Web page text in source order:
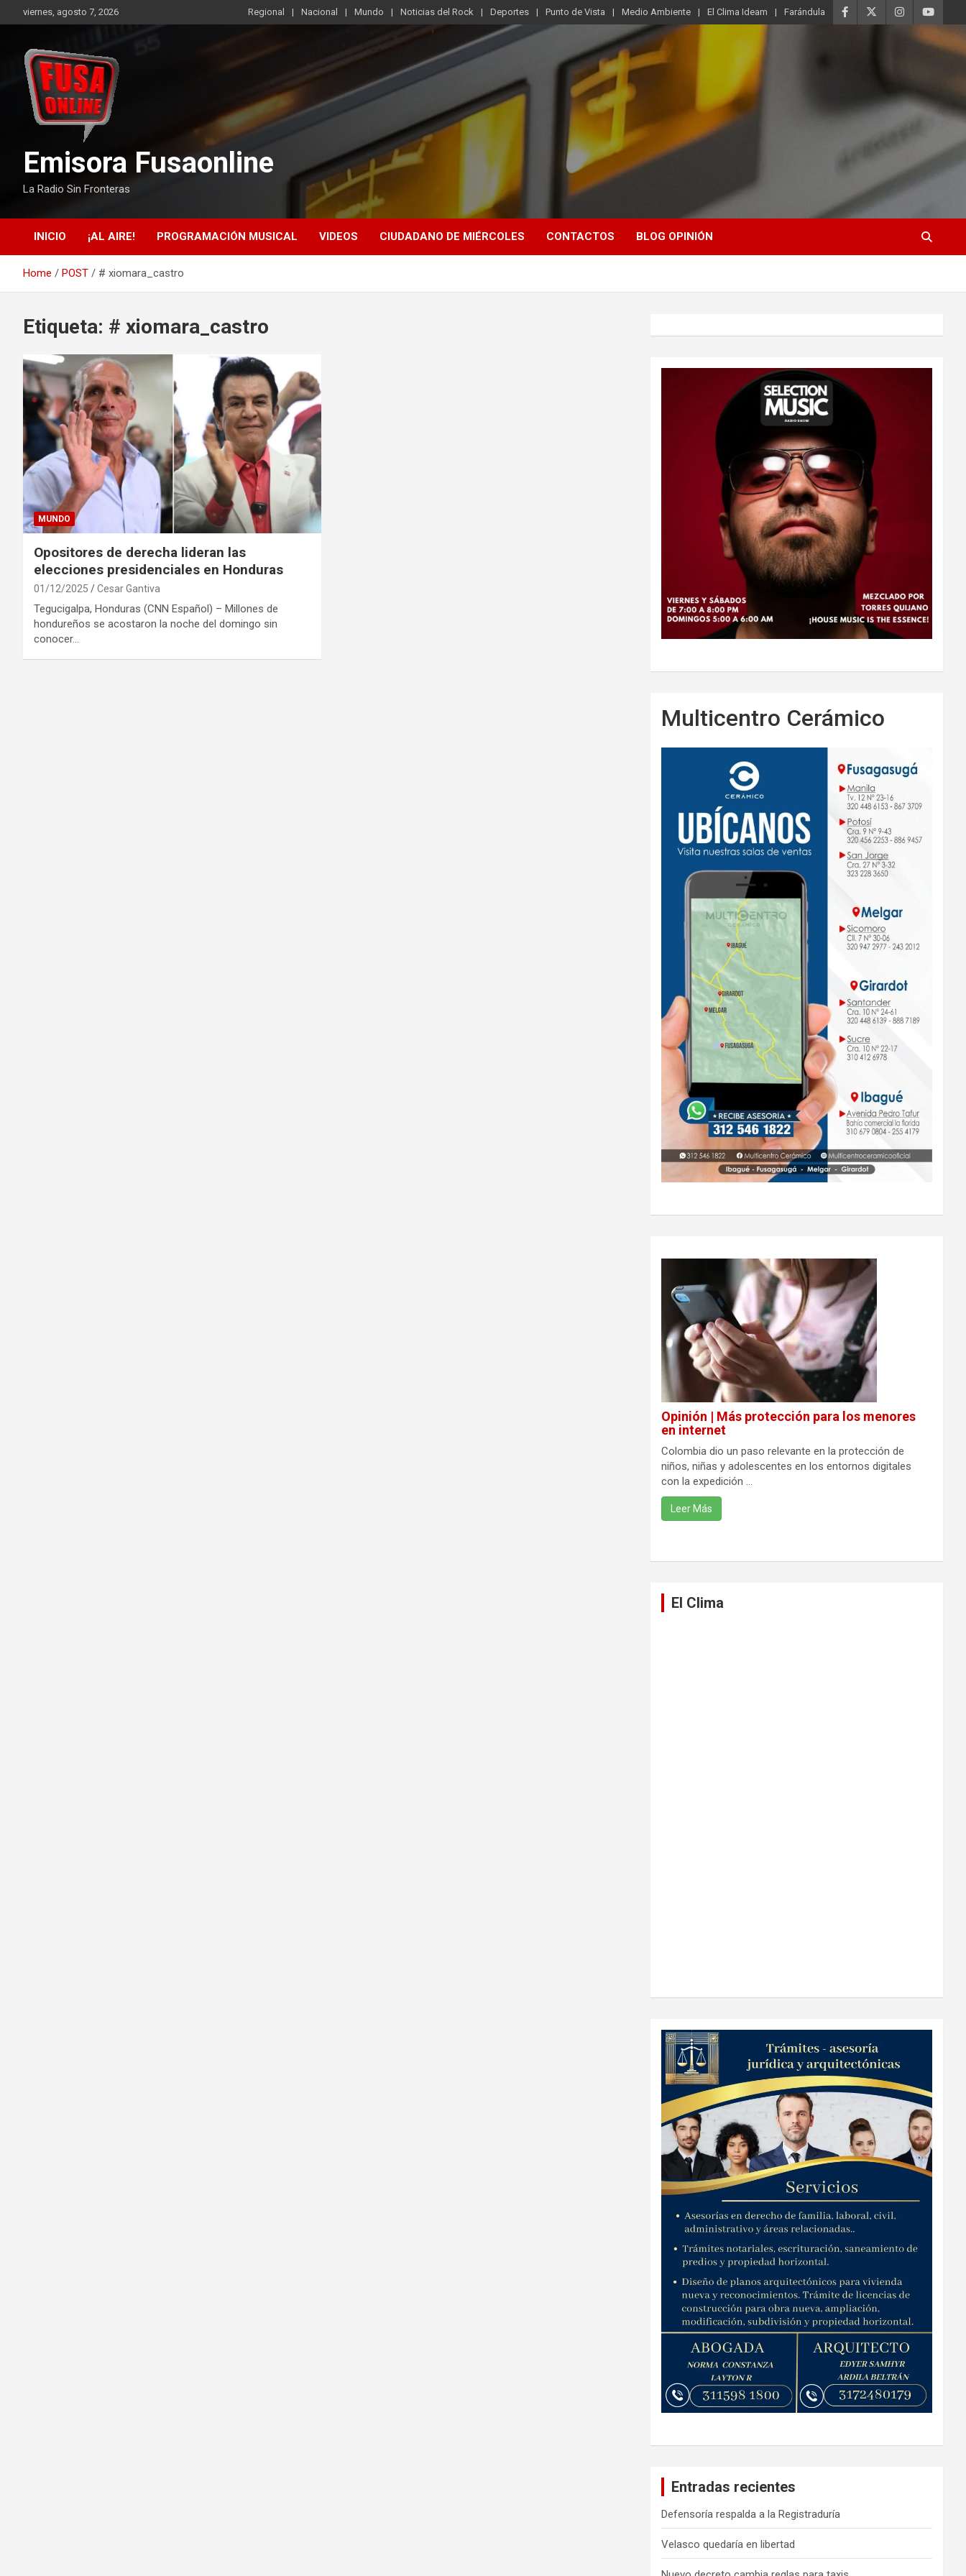
to
viernes, agosto 7, 2026 Regional Nacional Mundo Noticias del Rock Deportes Punto de Vista Medio Ambiente El Clima Ideam Farándula
Emisora Fusaonline
La Radio Sin Fronteras
INICIO ¡AL AIRE! PROGRAMACIÓN MUSICAL VIDEOS CIUDADANO DE MIÉRCOLES CONTACTOS BLOG OPINIÓN
Home POST # xiomara_castro
Etiqueta: # xiomara_castro
MUNDO
Opositores de derecha lideran las
elecciones presidenciales en Honduras
01/12/2025 Cesar Gantiva
Tegucigalpa, Honduras (CNN Español) – Millones de
hondureños se acostaron la noche del domingo sin
conocer…
Multicentro Cerámico
Opinión | Más protección para los menores
en internet
Colombia dio un paso relevante en la protección de
niños, niñas y adolescentes en los entornos digitales
con la expedición ...
Leer Más
El Clima
Entradas recientes
Defensoría respalda a la Registraduría
Velasco quedaría en libertad